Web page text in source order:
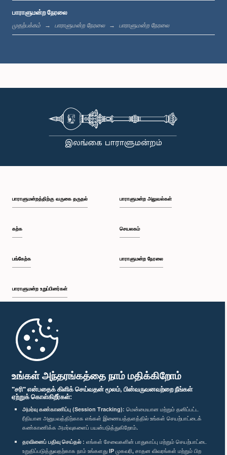
உங்கள் அந்தரங்கத்தை நாம் மதிக்கிறோம்
"சரி" என்பதைக் கிளிக் செய்வதன் மூலம், பின்வருவனவற்றை நீங்கள்
ஏற்றுக் கொள்கிறீர்கள்:
அமர்வு கண்காணிப்பு (Session Tracking): மென்மையான மற்றும் தனிப்பட்ட
ரீதியான அனுபவத்திற்காக எங்கள் இணையத்தளத்தில் உங்கள் செயற்பாட்டைக்
கண்காணிக்க அமர்வுகளைப் பயன்படுத்துகிறோம்.
தரவினைப் பதிவு செய்தல் : எங்கள் சேவைகளின் பாதுகாப்பு மற்றும் செயற்பாட்டை
உறுதிப்படுத்துவதற்காக நாம் உங்களது IP முகவரி, சாதன விவரங்கள் மற்றும் பிற
பி.ப. 1:19 - பி.ப. 1:31
பி.ப. 1:38 - பி.ப. 1:49
பி.ப. 1:49 - பி.ப. 1:56
பி.ப. 2:05 - பி.ப. 2:29
பி.ப. 2:54 - பி.ப. 3:09
பி.ப. 3:09 - பி.ப. 3:34
பி.ப. 3:34 - பி.ப. 3:44
பாராளுமன்ற நேரலை
முதற்பக்கம் பாராளுமன்ற நேரலை பாராளுமன்ற நேரலை
பாராளுமன்றத்திற்கு வருகை தருதல்
கற்க
பங்கேற்க
பாராளுமன்ற உறுப்பினர்கள்
முதற்பக்கம்
பாராளுமன்ற அலுவல்கள்
செயலகம்
பாராளுமன்ற நேரலை
பாராளுமன்ற கையடக்க செயலி
எம்மை பின்தொடர்க :
விருதுகள்